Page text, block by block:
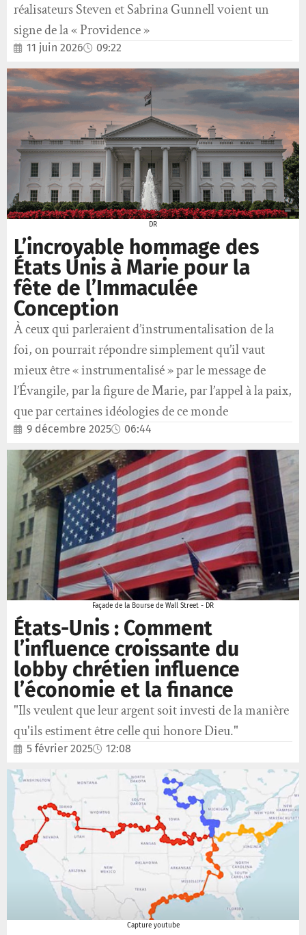
réalisateurs Steven et Sabrina Gunnell voient un
signe de la « Providence »
11 juin 2026 09:22
DR
L’incroyable hommage des
États Unis à Marie pour la
fête de l’Immaculée
Conception
À ceux qui parleraient d’instrumentalisation de la
foi, on pourrait répondre simplement qu’il vaut
mieux être « instrumentalisé » par le message de
l’Évangile, par la figure de Marie, par l’appel à la paix,
que par certaines idéologies de ce monde
9 décembre 2025 06:44
Façade de la Bourse de Wall Street - DR
États-Unis : Comment
l’influence croissante du
lobby chrétien influence
l’économie et la finance
"Ils veulent que leur argent soit investi de la manière
qu'ils estiment être celle qui honore Dieu."
5 février 2025 12:08
Capture youtube